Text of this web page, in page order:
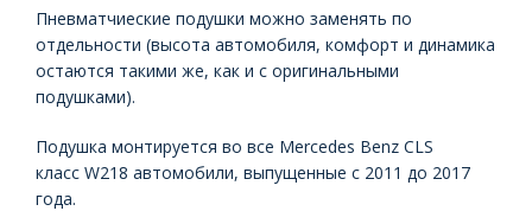
Пневматчиеские подушки можно заменять по
отдельности (высота автомобиля, комфорт и динамика
остаются такими же, как и с оригинальными
подушками).
Подушка монтируется во все Mercedes Benz CLS
класс W218 автомобили, выпущенные с 2011 до 2017
года.